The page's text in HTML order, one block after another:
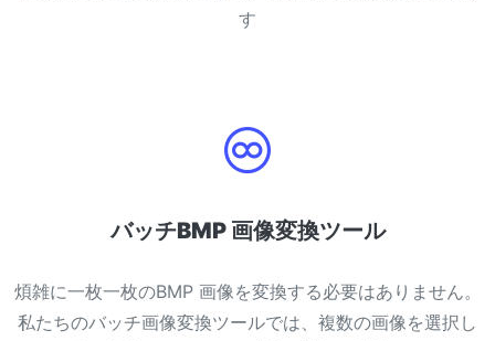
す
バッチBMP 画像変換ツール
煩雑に一枚一枚のBMP 画像を変換する必要はありません。
私たちのバッチ画像変換ツールでは、複数の画像を選択し